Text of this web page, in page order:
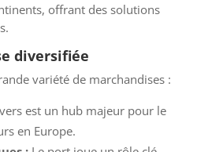
offrant des solutions
diversifiée
variété de marchandises :
est un hub majeur pour le
en Europe.